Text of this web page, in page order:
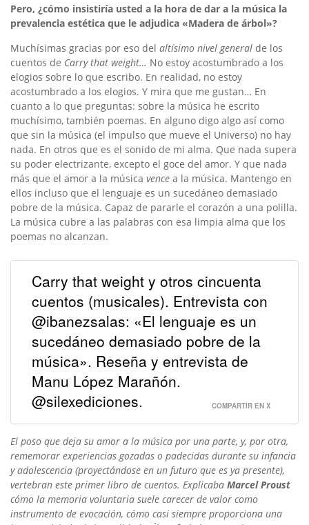
Pero, ¿cómo insistiría usted a la hora de dar a la música la
prevalencia estética que le adjudica «Madera de árbol»?
Muchísimas gracias por eso del altísimo nivel general de los
cuentos de Carry that weight… No estoy acostumbrado a los
elogios sobre lo que escribo. En realidad, no estoy
acostumbrado a los elogios. Y mira que me gustan… En
cuanto a lo que preguntas: sobre la música he escrito
muchísimo, también poemas. En alguno digo algo así como
que sin la música (el impulso que mueve el Universo) no hay
nada. En otros que es el sonido de mi alma. Que nada supera
su poder electrizante, excepto el goce del amor. Y que nada
más que el amor a la música vence a la música. Mantengo en
ellos incluso que el lenguaje es un sucedáneo demasiado
pobre de la música. Capaz de pararle el corazón a una polilla.
La música cubre a las palabras con esa limpia alma que los
poemas no alcanzan.
Carry that weight y otros cincuenta
cuentos (musicales). Entrevista con
@ibanezsalas: «El lenguaje es un
sucedáneo demasiado pobre de la
música». Reseña y entrevista de
Manu López Marañón.
@silexediciones.
COMPARTIR EN X
El poso que deja su amor a la música por una parte, y, por otra,
rememorar experiencias gozadas o padecidas durante su infancia
y adolescencia (proyectándose en un futuro que es ya presente),
vertebran este primer libro de cuentos. Explicaba Marcel Proust
cómo la memoria voluntaria suele carecer de valor como
instrumento de evocación, cómo casi siempre proporciona una